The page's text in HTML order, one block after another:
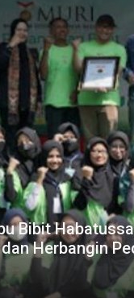
Bibit
Herbangin